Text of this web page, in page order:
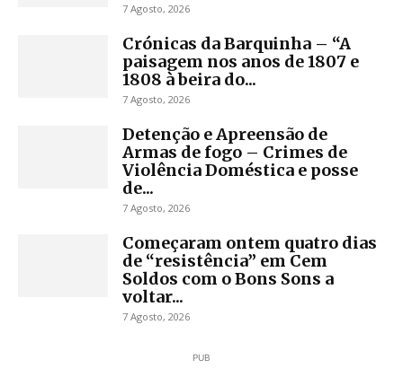
7 Agosto, 2026
Crónicas da Barquinha – “A
paisagem nos anos de 1807 e
1808 à beira do...
7 Agosto, 2026
Detenção e Apreensão de
Armas de fogo – Crimes de
Violência Doméstica e posse
de...
7 Agosto, 2026
Começaram ontem quatro dias
de “resistência” em Cem
Soldos com o Bons Sons a
voltar...
7 Agosto, 2026
PUB